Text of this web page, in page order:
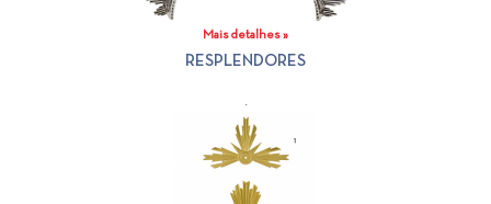
Mais detalhes »
RESPLENDORES
.